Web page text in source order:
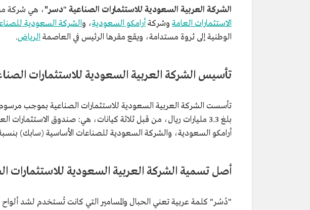
الشركة العربية السعودية للاستثمارات الصناعية "دسر"، هي شركة
الاستثمارات العامة وشركة أرامكو السعودية، والشركة السعودية
الوطنية إلى ثروة مستدامة، ويقع مقرها الرئيس في العاصمة الرياض.
تأسيس الشركة العربية السعودية للاستثمارات
أرامكو السعودية، والشركة السعودية للصناعات الأساسية (سابك) بنسبة 25% لكل
أصل تسمية الشركة العربية السعودية للاستثمارات
"دُسُر" كلمة عربية تعني الحبال والمسامير التي كانت تُستخدم لشد